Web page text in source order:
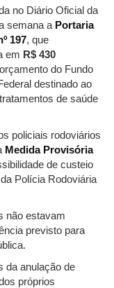
no Diário Oficial da
semana a Portaria
197, que
em R$ 430
do Fundo
destinado ao
de saúde
policiais rodoviários
Medida Provisória
de custeio
Polícia Rodoviária
não estavam
previsto para
da anulação de
próprios